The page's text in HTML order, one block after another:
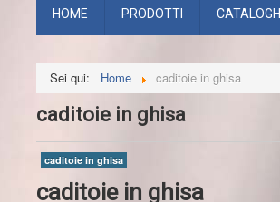
HOME PRODOTTI CATALOGHI
Sei qui: Home caditoie in ghisa
caditoie in ghisa
caditoie in ghisa
caditoie in ghisa